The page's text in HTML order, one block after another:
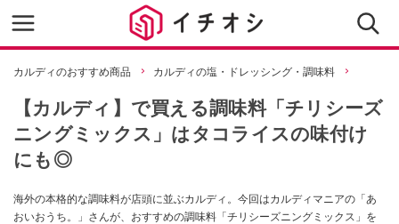
カルディのおすすめ商品 カルディの塩・ドレッシング・調味料
【カルディ】で買える調味料「チリシーズ
ニングミックス」はタコライスの味付け
にも◎
海外の本格的な調味料が店頭に並ぶカルディ。今回はカルディマニアの「あ
おいおうち。」さんが、おすすめの調味料「チリシーズニングミックス」を